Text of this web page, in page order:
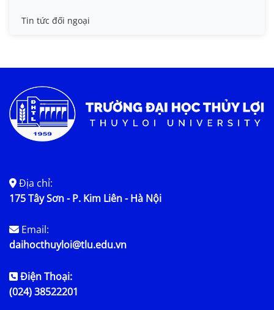
Tin tức đối ngoại
Địa chỉ:
175 Tây Sơn - P. Kim Liên - Hà Nội
Email:
daihocthuyloi@tlu.edu.vn
Điện Thoại:
(024) 38522201